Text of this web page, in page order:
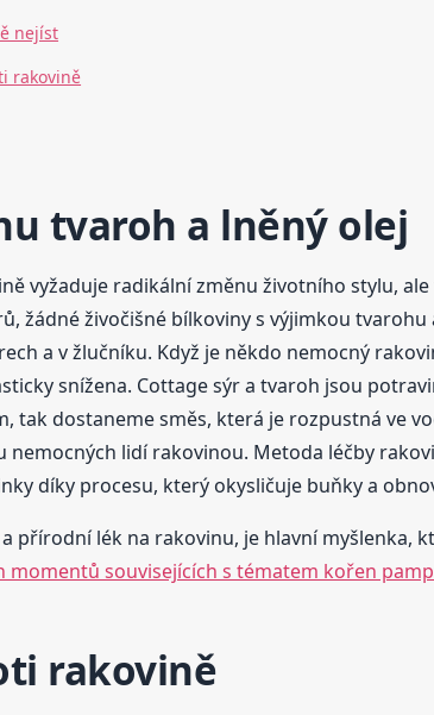
nejíst
rakovině
tvaroh a lněný olej
vyžaduje radikální změnu životního stylu,
žádné živočišné bílkoviny s výjimkou
a v žlučníku. Když je někdo nemocný
snížena. Cottage sýr a tvaroh jsou
tak dostaneme směs, která je rozpustná ve
nemocných lidí rakovinou. Metoda léčby
díky procesu, který okysličuje buňky a
přírodní lék na rakovinu, je hlavní myšlenka,
momentů souvisejících s tématem kořen
rakovině